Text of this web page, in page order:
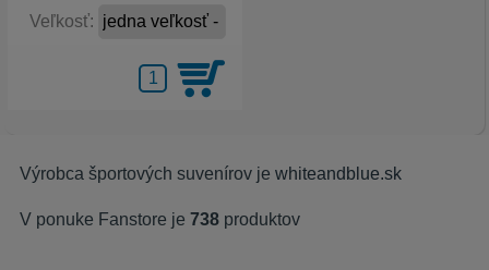
Veľkosť:
Výrobca športových suvenírov je whiteandblue.sk
V ponuke Fanstore je 738 produktov